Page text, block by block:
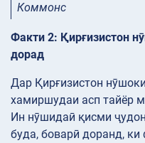
Коммонс
Факти 2: Қирғизистон
дорад
Дар Қирғизистон
хамиршудаи асп тайёр
Ин нӯшидаӣ қисми
буда, боварӣ доранд, ки